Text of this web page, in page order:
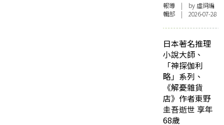
報導 | by 虛詞編
輯部 | 2026-07-28
日本著名推理
小說大師、
「神探伽利
略」系列、
《解憂雜貨
店》作者東野
圭吾逝世 享年
68歲